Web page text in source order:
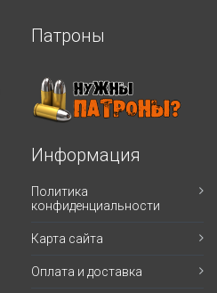
Патроны
Информация
Политика
конфиденциальности
Карта сайта
Оплата и доставка